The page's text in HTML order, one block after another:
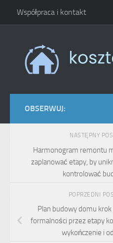
Skip to content
Współpraca i kontakt
OBSERWUJ:
NASTĘPNY
Harmonogram remontu
zaplanować etapy, by
kontrolować
POPRZEDNI
Plan budowy domu krok
formalności przez etapy
wykończenie i